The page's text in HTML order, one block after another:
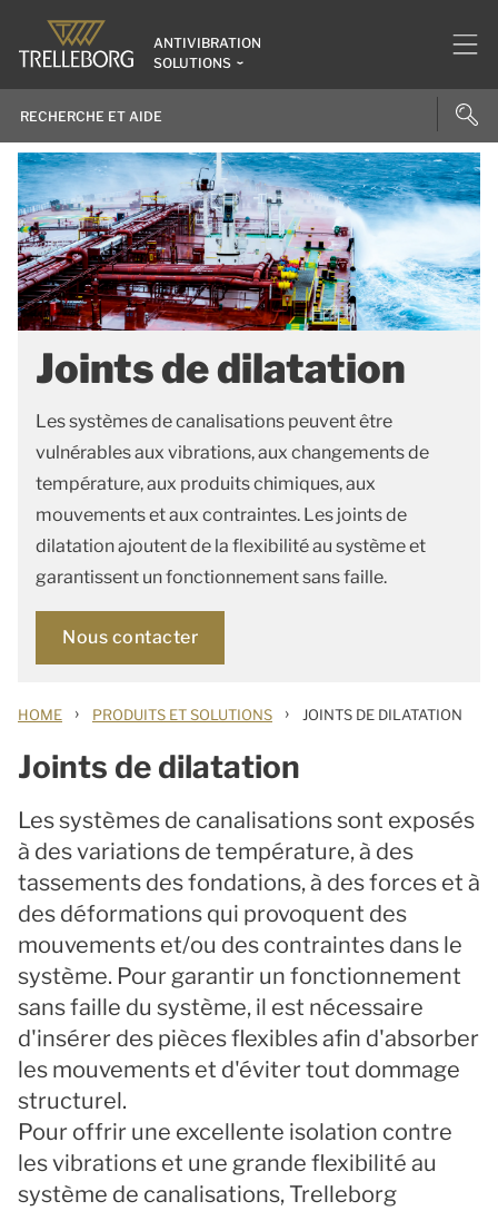
ANTIVIBRATION
SOLUTIONS
Joints de dilatation
Les systèmes de canalisations peuvent être
vulnérables aux vibrations, aux changements de
température, aux produits chimiques, aux
mouvements et aux contraintes. Les joints de
dilatation ajoutent de la flexibilité au système et
garantissent un fonctionnement sans faille.
Nous contacter
HOME › PRODUITS ET SOLUTIONS › JOINTS DE DILATATION
Joints de dilatation
Les systèmes de canalisations sont exposés
à des variations de température, à des
tassements des fondations, à des forces et à
des déformations qui provoquent des
mouvements et/ou des contraintes dans le
système. Pour garantir un fonctionnement
sans faille du système, il est nécessaire
d'insérer des pièces flexibles afin d'absorber
les mouvements et d'éviter tout dommage
structurel.
Pour offrir une excellente isolation contre
les vibrations et une grande flexibilité au
système de canalisations, Trelleborg